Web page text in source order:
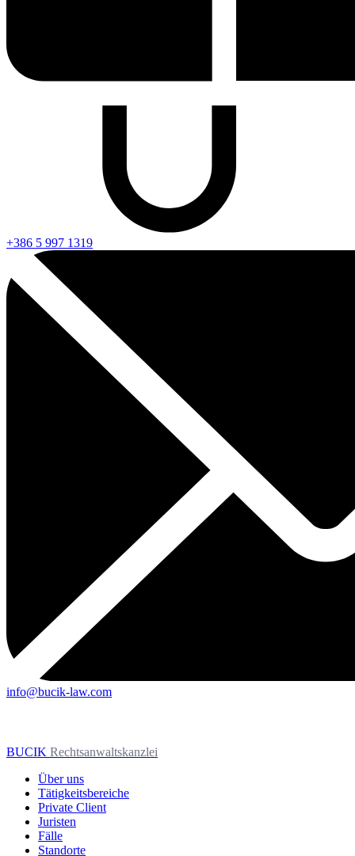
+386 5 997 1319
info@bucik-law.com
BUCIK Rechtsanwaltskanzlei
Über uns
Tätigkeitsbereiche
Private Client
Juristen
Fälle
Standorte